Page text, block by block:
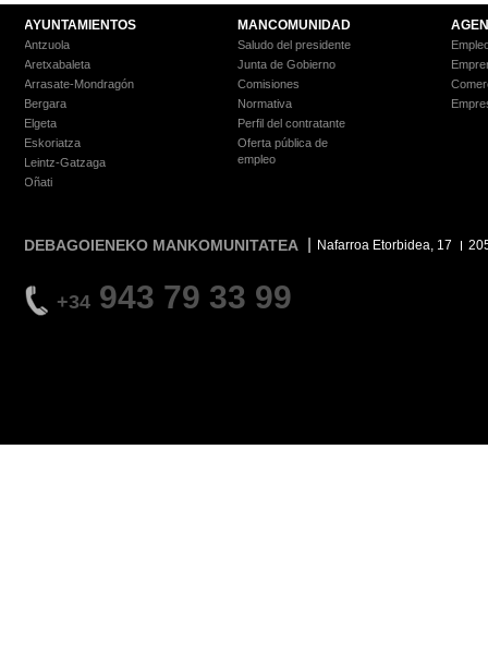
AYUNTAMIENTOS
Antzuola
Aretxabaleta
Arrasate-Mondragón
Bergara
Elgeta
Eskoriatza
Leintz-Gatzaga
Oñati
MANCOMUNIDAD
Saludo del presidente
Junta de Gobierno
Comisiones
Normativa
Perfil del contratante
Oferta pública de
empleo
DEBAGOIENEKO MANKOMUNITATEA Nafarroa Etorbidea, 17
+34 943 79 33 99